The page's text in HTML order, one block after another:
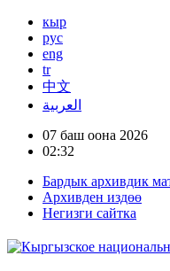
кыр
рус
eng
tr
中文
العربية
07 баш оона 2026
02:32
Бардык архивдик
Архивден издөө
Негизги сайтка